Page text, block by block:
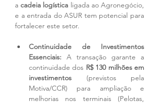
a cadeia logística ligada ao Agronegócio,
e a entrada do ASUR tem potencial para
fortalecer este setor.
Continuidade de Investimentos
Essenciais: A transação garante a
continuidade dos R$ 130 milhões em
investimentos (previstos pela
Motiva/CCR) para ampliação e
melhorias nos terminais (Pelotas,